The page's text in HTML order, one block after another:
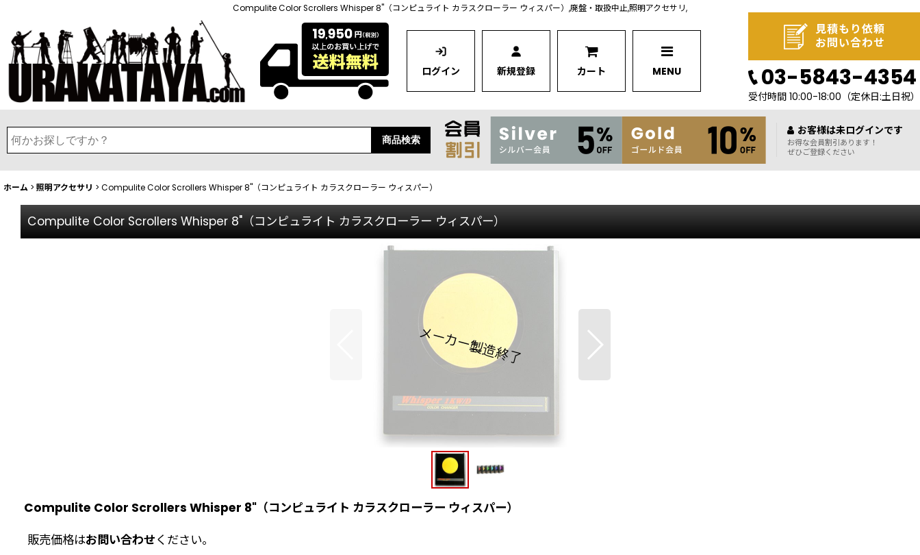
Compulite Color Scrollers Whisper 8"（コンピュライト カラスクローラー ウィスパー）,廃盤・取扱中止,照明アクセサリ,
ログイン 新規登録 カート MENU
見積もり依頼
お問い合わせ
03-5843-4354
受付時間 10:00-18:00 （定休日:土日祝）
商品検索
お客様は未ログインです
お得な会員割引あります！
ぜひご登録ください
ホーム > 照明アクセサリ > Compulite Color Scrollers Whisper 8"（コンピュライト カラスクローラー ウィスパー）
Compulite Color Scrollers Whisper 8"（コンピュライト カラスクローラー ウィスパー）
Compulite Color Scrollers Whisper 8"（コンピュライト カラスクローラー ウィスパー）
販売価格はお問い合わせください。